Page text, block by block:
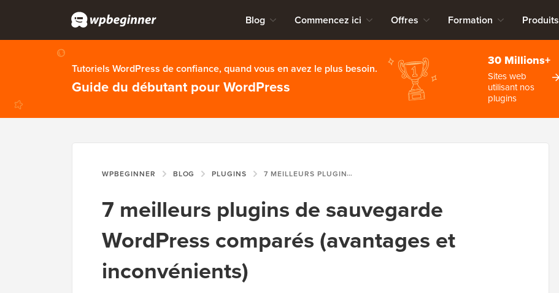
Blog Commencez ici Offres Formation Produits
Tutoriels WordPress de confiance, quand vous en avez le plus besoin.
Guide du débutant pour WordPress
30 Millions+
Sites web
utilisant nos
plugins
WPBEGINNER BLOG PLUGINS 7 MEILLEURS PLUGINS DE SAUVEGARDE WORDPRESS COMPARÉS (AVANTAGES ET INCONVÉNIENTS)
7 meilleurs plugins de sauvegarde
WordPress comparés (avantages et
inconvénients)